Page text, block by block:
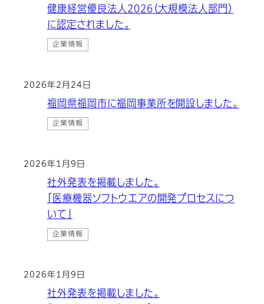
健康経営優良法人2026（大規模法人部門）
に認定されました。
企業情報
2026年2月24日
福岡県福岡市に福岡事業所を開設しました。
企業情報
2026年1月9日
社外発表を掲載しました。
「医療機器ソフトウエアの開発プロセスにつ
いて」
企業情報
2026年1月9日
社外発表を掲載しました。